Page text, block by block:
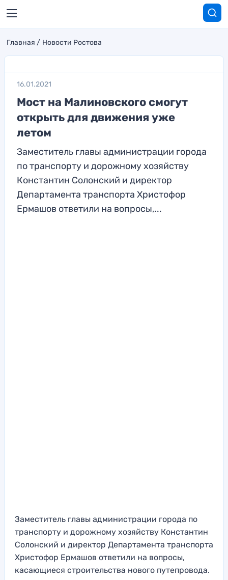
Главная Новости Ростова
16.01.2021
Мост на Малиновского смогут
открыть для движения уже
летом
Заместитель главы администрации города
по транспорту и дорожному хозяйству
Константин Солонский и директор
Департамента транспорта Христофор
Ермашов ответили на вопросы,...
Заместитель главы администрации города по
транспорту и дорожному хозяйству Константин
Солонский и директор Департамента транспорта
Христофор Ермашов ответили на вопросы,
касающиеся строительства нового путепровода.